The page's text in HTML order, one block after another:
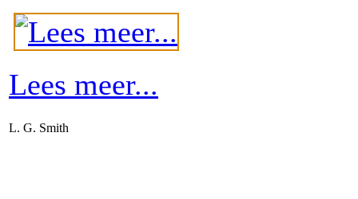
Lees meer...
L. G. Smith